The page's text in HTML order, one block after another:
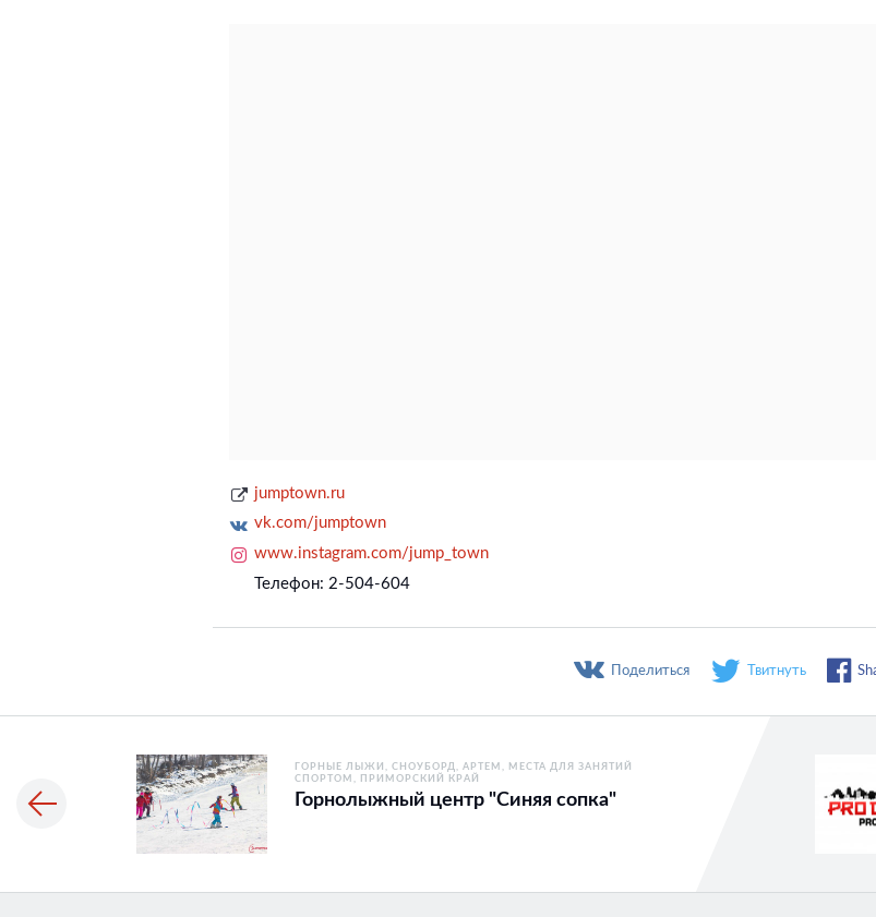
jumptown.ru
vk.com/jumptown
www.instagram.com/jump_town
Телефон: 2-504-604
Поделиться Твитнуть
ГОРНЫЕ ЛЫЖИ СНОУБОРД АРТЕМ
МЕСТА ДЛЯ ЗАНЯТИЙ
СПОРТОМ
ПРИМОРСКИЙ КРАЙ
Горнолыжный центр "Синяя сопка"